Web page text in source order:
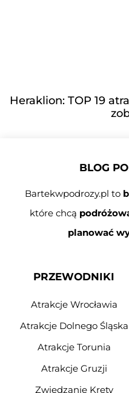
Heraklion: TOP 19
BLOG
Bartekwpodrozy.pl to
które chcą
planować
PRZEWODNIKI
Atrakcje Wrocławia
Atrakcje Dolnego Śląska
Atrakcje Torunia
Atrakcje Gruzji
Zwiedzanie Krety